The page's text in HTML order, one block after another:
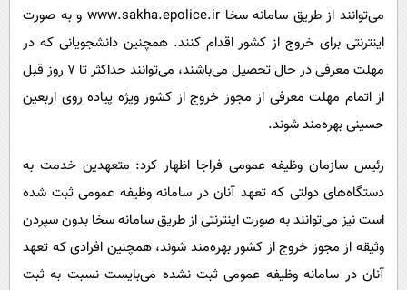
می‌توانند از طریق سامانه سخا www.sakha.epolice.ir و به صورت
اینترنتی برای خروج از کشور اقدام کنند. همچنین دانشجویانی که در
مهلت معرفی در حال تحصیل می‌باشند، می‌توانند حداکثر تا ۷ روز قبل
از اتمام مهلت معرفی از مجوز خروج از کشور ویژه پیاده روی اربعین
حسینی بهره‌مند شوند.
رئیس سازمان وظیفه عمومی فراجا اظهار کرد: متعهدین خدمت به
دستگاه‌های دولتی که تعهد آنان در سامانه وظیفه عمومی ثبت شده
است نیز می‌توانند به صورت اینترنتی از طریق سامانه سخا بدون سپردن
وثیقه از مجوز خروج از کشور بهره‌مند شوند، همچنین افرادی که تعهد
آنان در سامانه وظیفه عمومی ثبت نشده می‌بایست نسبت به ثبت